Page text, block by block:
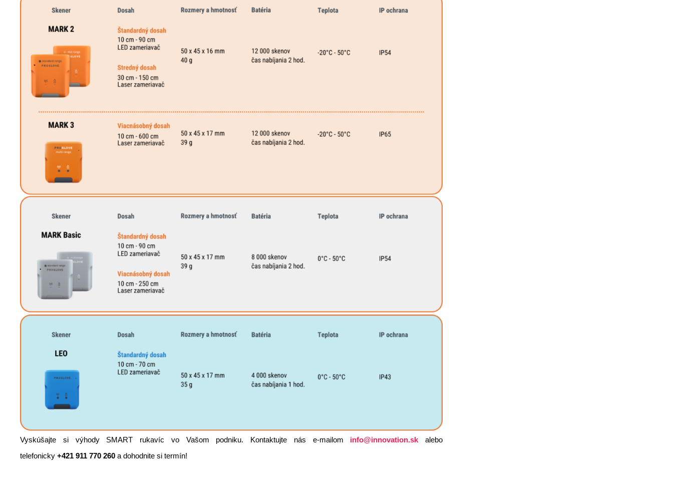
Vyskúšajte si výhody SMART rukavíc vo Vašom podniku. Kontaktujte nás e-mailom info@innovation.sk alebo
telefonicky +421 911 770 260 a dohodnite si termín!